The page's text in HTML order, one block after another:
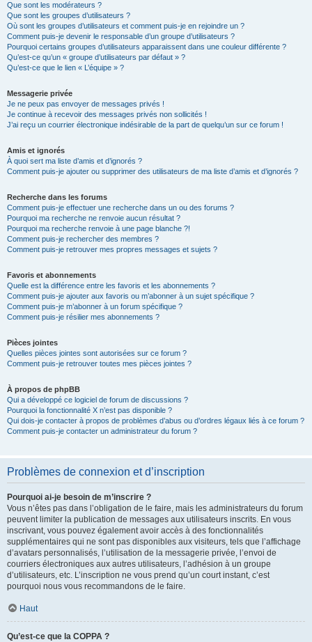
Que sont les modérateurs ?
Que sont les groupes d’utilisateurs ?
Où sont les groupes d’utilisateurs et comment puis-je en rejoindre un ?
Comment puis-je devenir le responsable d’un groupe d’utilisateurs ?
Pourquoi certains groupes d’utilisateurs apparaissent dans une couleur différente ?
Qu’est-ce qu’un « groupe d’utilisateurs par défaut » ?
Qu’est-ce que le lien « L’équipe » ?
Messagerie privée
Je ne peux pas envoyer de messages privés !
Je continue à recevoir des messages privés non sollicités !
J’ai reçu un courrier électronique indésirable de la part de quelqu’un sur ce forum !
Amis et ignorés
À quoi sert ma liste d’amis et d’ignorés ?
Comment puis-je ajouter ou supprimer des utilisateurs de ma liste d’amis et d’ignorés ?
Recherche dans les forums
Comment puis-je effectuer une recherche dans un ou des forums ?
Pourquoi ma recherche ne renvoie aucun résultat ?
Pourquoi ma recherche renvoie à une page blanche ?!
Comment puis-je rechercher des membres ?
Comment puis-je retrouver mes propres messages et sujets ?
Favoris et abonnements
Quelle est la différence entre les favoris et les abonnements ?
Comment puis-je ajouter aux favoris ou m’abonner à un sujet spécifique ?
Comment puis-je m’abonner à un forum spécifique ?
Comment puis-je résilier mes abonnements ?
Pièces jointes
Quelles pièces jointes sont autorisées sur ce forum ?
Comment puis-je retrouver toutes mes pièces jointes ?
À propos de phpBB
Qui a développé ce logiciel de forum de discussions ?
Pourquoi la fonctionnalité X n’est pas disponible ?
Qui dois-je contacter à propos de problèmes d’abus ou d’ordres légaux liés à ce forum ?
Comment puis-je contacter un administrateur du forum ?
Problèmes de connexion et d’inscription
Pourquoi ai-je besoin de m’inscrire ?
Vous n’êtes pas dans l’obligation de le faire, mais les administrateurs du forum
peuvent limiter la publication de messages aux utilisateurs inscrits. En vous
inscrivant, vous pouvez également avoir accès à des fonctionnalités
supplémentaires qui ne sont pas disponibles aux visiteurs, tels que l’affichage
d’avatars personnalisés, l’utilisation de la messagerie privée, l’envoi de
courriers électroniques aux autres utilisateurs, l’adhésion à un groupe
d’utilisateurs, etc. L’inscription ne vous prend qu’un court instant, c’est
pourquoi nous vous recommandons de le faire.
Haut
Qu’est-ce que la COPPA ?